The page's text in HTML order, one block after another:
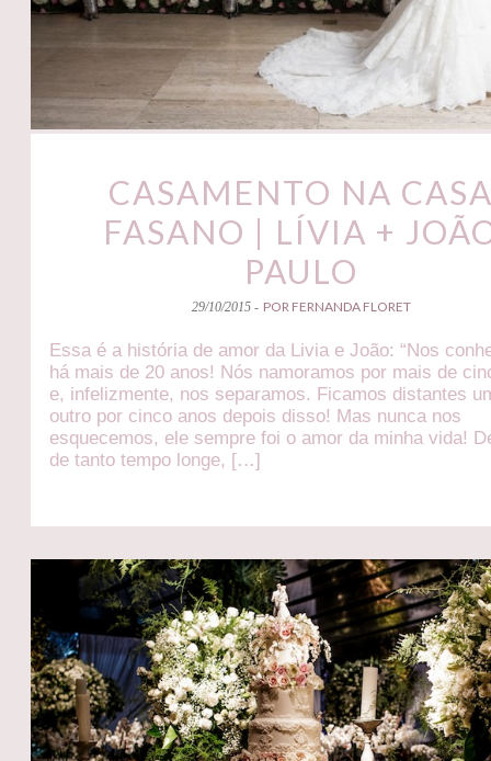
CASAMENTO NA
FASANO | LÍVIA +
PAULO
29/10/2015 - POR FERNANDA FLORET
Essa é a história de amor da Livia e João: “Nos
há mais de 20 anos! Nós namoramos por mais de
e, infelizmente, nos separamos. Ficamos distantes
outro por cinco anos depois disso! Mas nunca nos
esquecemos, ele sempre foi o amor da minha vida!
de tanto tempo longe, […]